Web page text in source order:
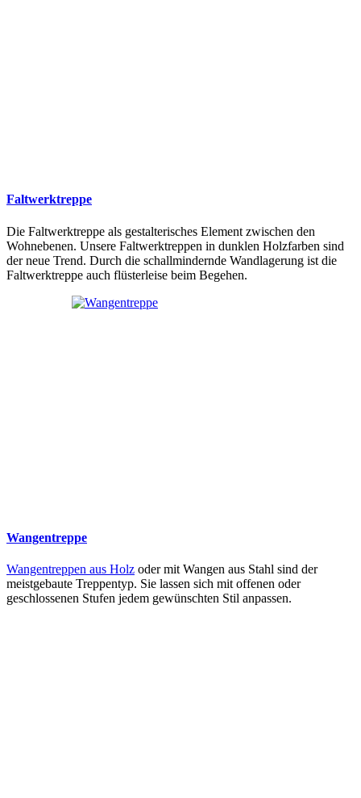
Faltwerktreppe
Die Faltwerktreppe als gestalterisches Element zwischen den
Wohnebenen. Unsere Faltwerktreppen in dunklen Holzfarben sind
der neue Trend. Durch die schallmindernde Wandlagerung ist die
Faltwerktreppe auch flüsterleise beim Begehen.
Wangentreppe
Wangentreppen aus Holz oder mit Wangen aus Stahl sind der
meistgebaute Treppentyp. Sie lassen sich mit offenen oder
geschlossenen Stufen jedem gewünschten Stil anpassen.